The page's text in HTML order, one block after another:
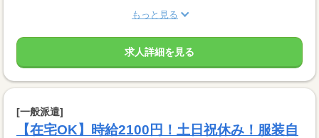
もっと見る
求人詳細を見る
[一般派遣]
【在宅OK】時給2100円！土日祝休み！服装自